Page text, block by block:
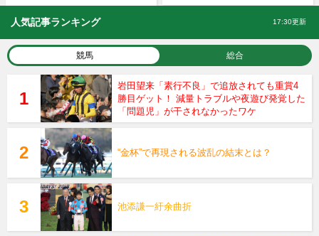
人気記事ランキング 17:30更新
競馬 総合
岩田望来「素行不良」で追放されても重賞4
勝目ゲット！ 減量トラブルや夜遊び発覚した
「問題児」が干されなかったワケ
“金杯”で再現される波乱の結末とは？
池添謙一紆余曲折